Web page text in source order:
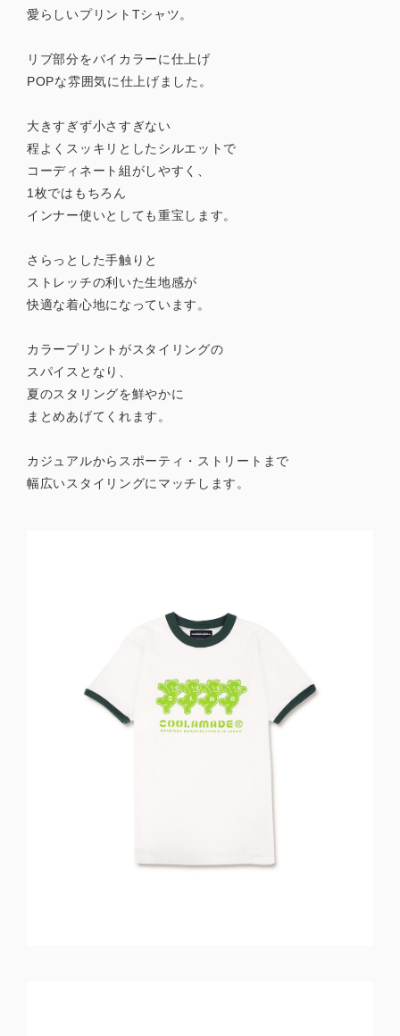
愛らしいプリントTシャツ。
リブ部分をバイカラーに仕上げ
POPな雰囲気に仕上げました。
大きすぎず小さすぎない
程よくスッキリとしたシルエットで
コーディネート組がしやすく、
1枚ではもちろん
インナー使いとしても重宝します。
さらっとした手触りと
ストレッチの利いた生地感が
快適な着心地になっています。
カラープリントがスタイリングの
スパイスとなり、
夏のスタリングを鮮やかに
まとめあげてくれます。
カジュアルからスポーティ・ストリートまで
幅広いスタイリングにマッチします。